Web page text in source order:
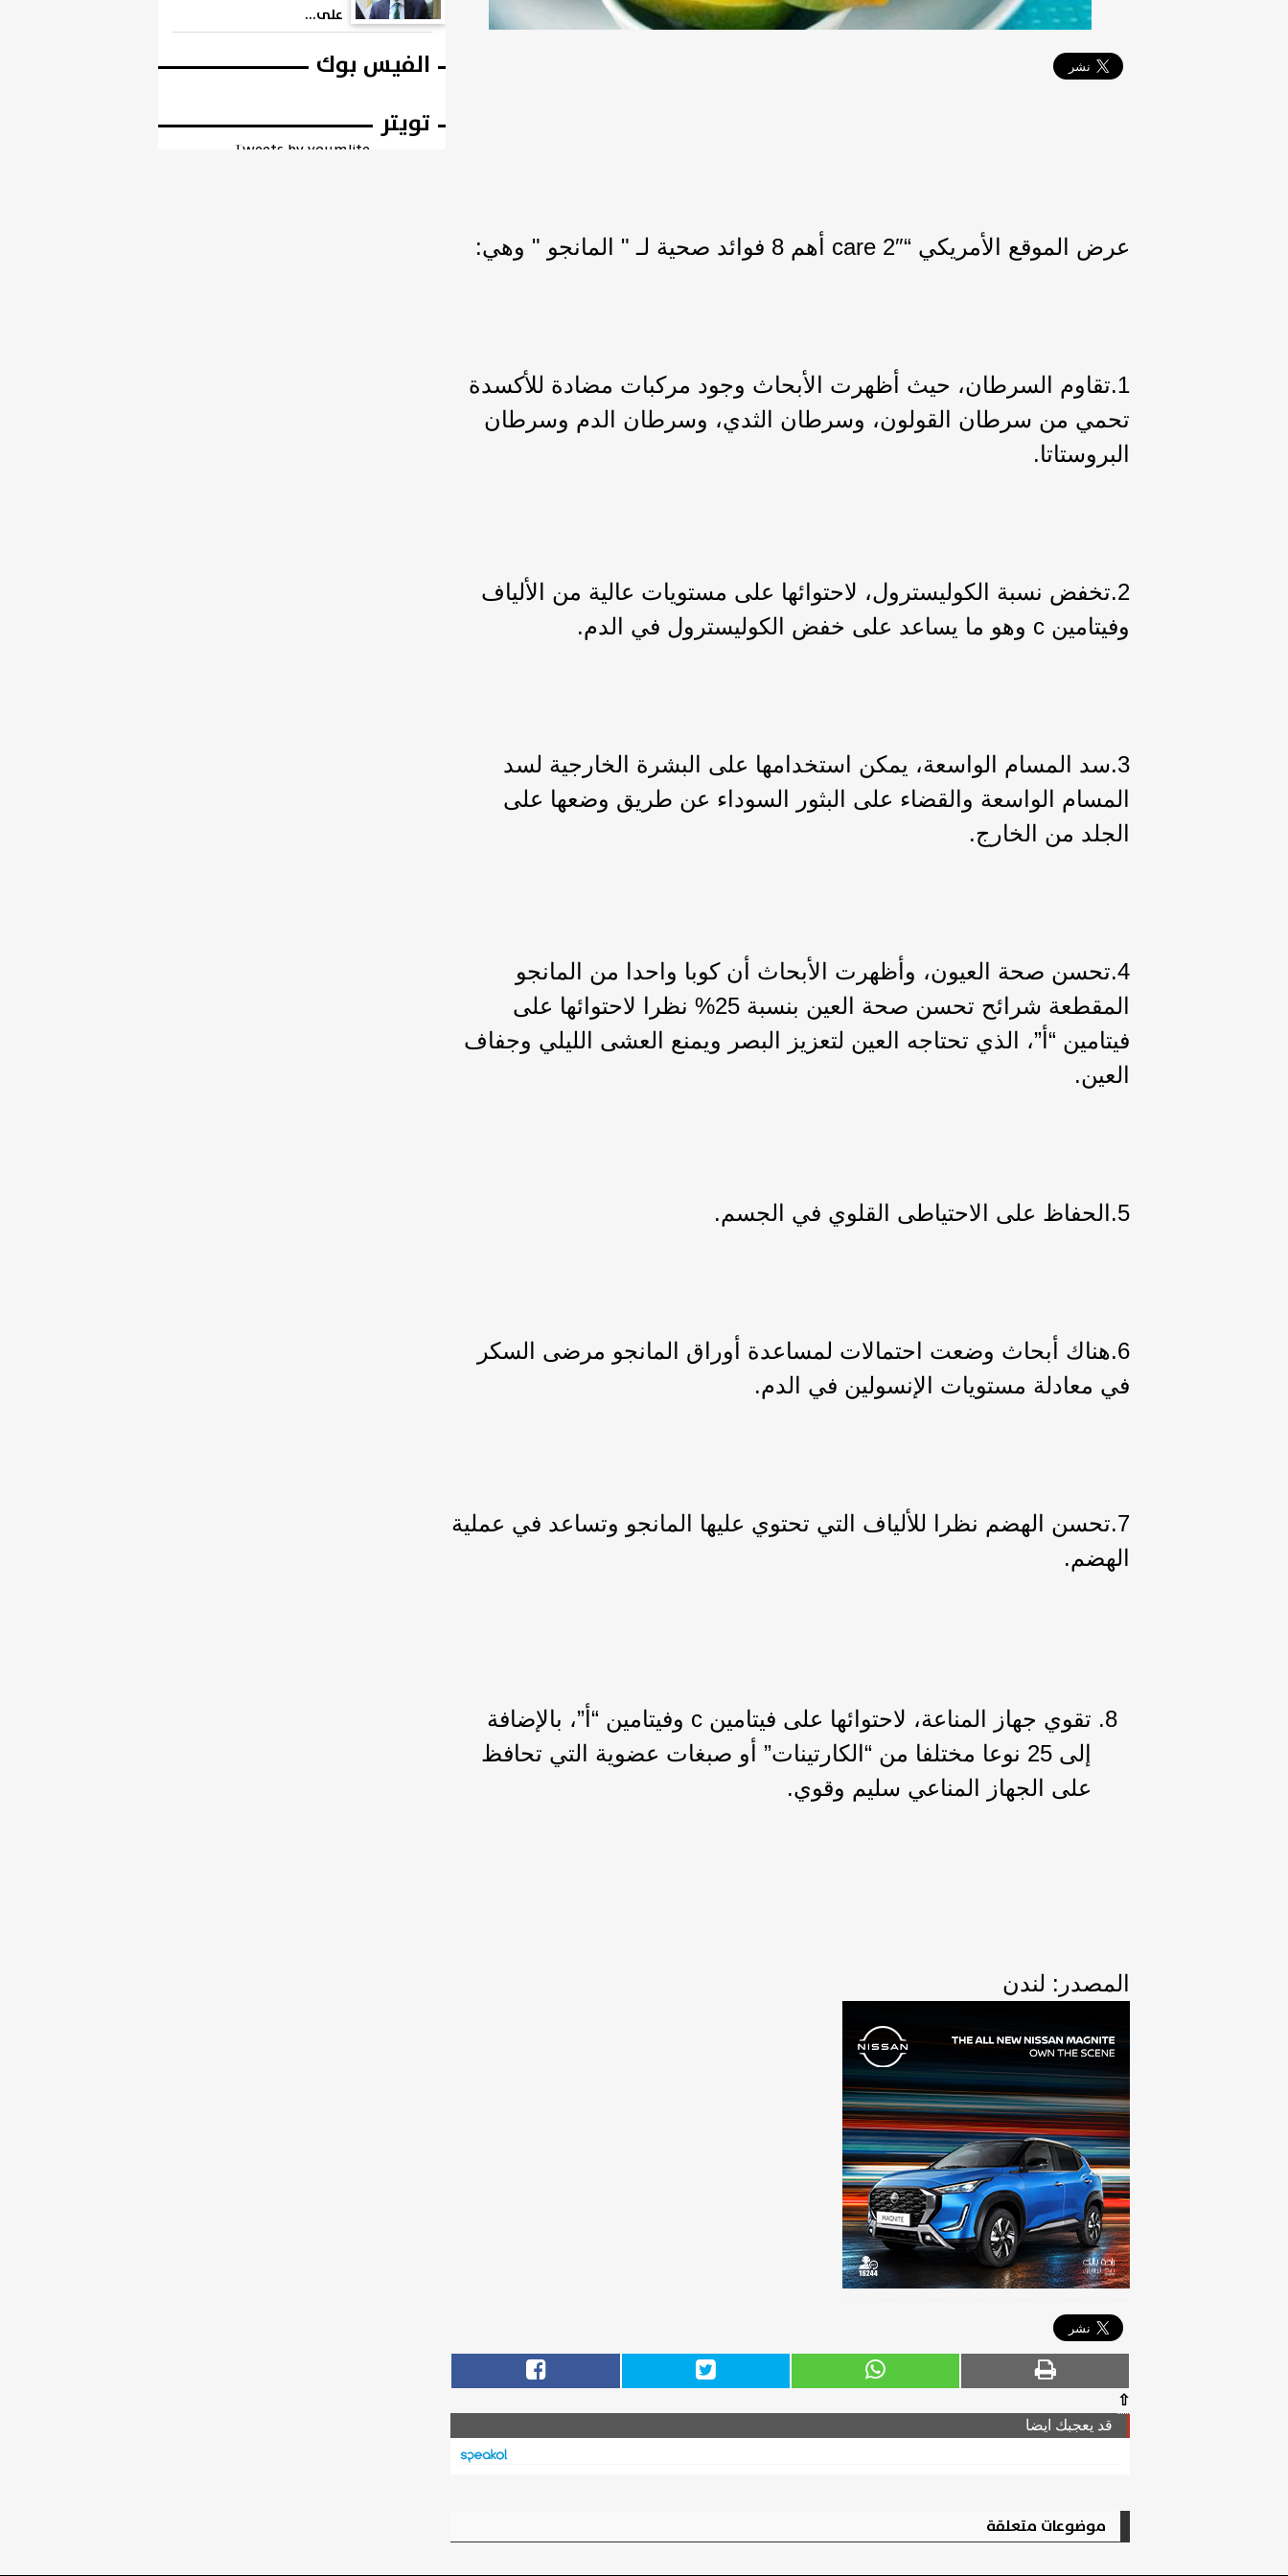
على...
الفيس بوك
تويتر
Tweets by youmlite
عرض الموقع الأمريكي “care 2″ أهم 8 فوائد صحية لـ " المانجو " وهي:
1.تقاوم السرطان، حيث أظهرت الأبحاث وجود مركبات مضادة للأكسدة
تحمي من سرطان القولون، وسرطان الثدي، وسرطان الدم وسرطان
البروستاتا.
2.تخفض نسبة الكوليسترول، لاحتوائها على مستويات عالية من الألياف
وفيتامين c وهو ما يساعد على خفض الكوليسترول في الدم.
3.سد المسام الواسعة، يمكن استخدامها على البشرة الخارجية لسد
المسام الواسعة والقضاء على البثور السوداء عن طريق وضعها على
الجلد من الخارج.
4.تحسن صحة العيون، وأظهرت الأبحاث أن كوبا واحدا من المانجو
المقطعة شرائح تحسن صحة العين بنسبة 25% نظرا لاحتوائها على
فيتامين “أ”، الذي تحتاجه العين لتعزيز البصر ويمنع العشى الليلي وجفاف
العين.
5.الحفاظ على الاحتياطى القلوي في الجسم.
6.هناك أبحاث وضعت احتمالات لمساعدة أوراق المانجو مرضى السكر
في معادلة مستويات الإنسولين في الدم.
7.تحسن الهضم نظرا للألياف التي تحتوي عليها المانجو وتساعد في عملية
الهضم.
تقوي جهاز المناعة، لاحتوائها على فيتامين c وفيتامين “أ”، بالإضافة
إلى 25 نوعا مختلفا من “الكارتينات” أو صبغات عضوية التي تحافظ
على الجهاز المناعي سليم وقوي.
المصدر: لندن
⇧
قد يعجبك ايضا
موضوعات متعلقة